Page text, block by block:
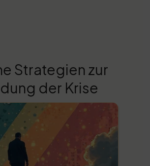
Strategien zur
der Krise